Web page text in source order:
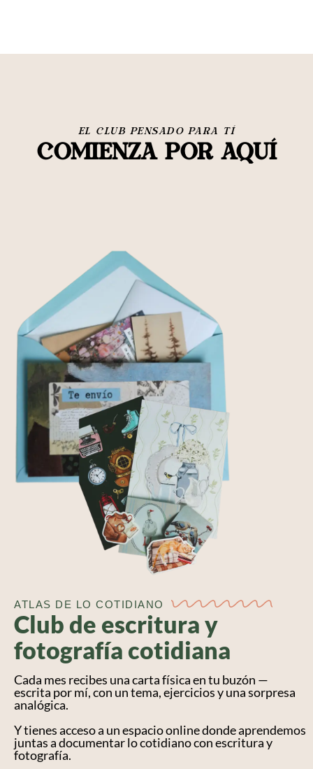
EL CLUB PENSADO PARA TÍ
Comienza por aquí
ATLAS DE LO COTIDIANO
Club de escritura y
fotografía cotidiana
Cada mes recibes una carta física en tu buzón —
escrita por mí, con un tema, ejercicios y una sorpresa
analógica.
Y tienes acceso a un espacio online donde aprendemos
juntas a documentar lo cotidiano con escritura y
fotografía.